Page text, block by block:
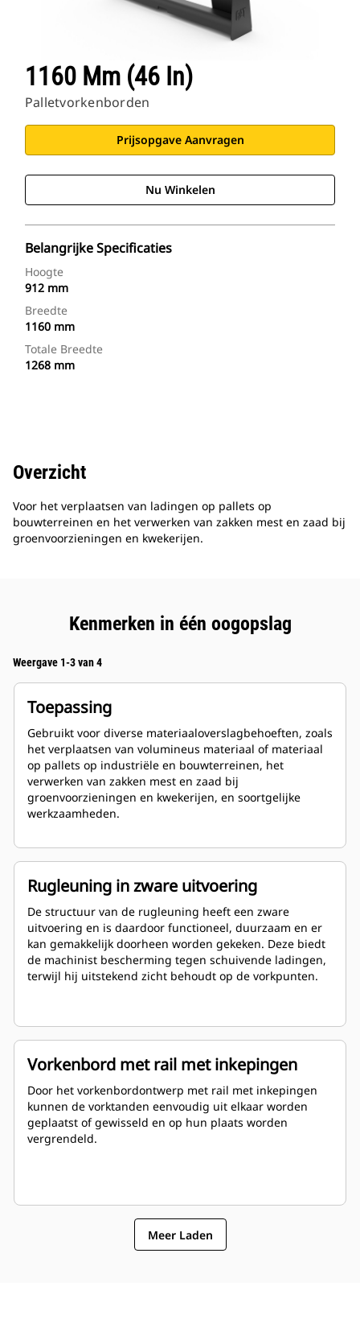
1160 Mm (46 In)
Palletvorkenborden
Prijsopgave Aanvragen
Nu Winkelen
Belangrijke Specificaties
Hoogte
912 mm
Breedte
1160 mm
Totale Breedte
1268 mm
Overzicht
Voor het verplaatsen van ladingen op pallets op
bouwterreinen en het verwerken van zakken mest en zaad bij
groenvoorzieningen en kwekerijen.
Kenmerken in één oogopslag
Weergave 1-3 van 4
Toepassing
Gebruikt voor diverse materiaaloverslagbehoeften, zoals
het verplaatsen van volumineus materiaal of materiaal
op pallets op industriële en bouwterreinen, het
verwerken van zakken mest en zaad bij
groenvoorzieningen en kwekerijen, en soortgelijke
werkzaamheden.
Rugleuning in zware uitvoering
De structuur van de rugleuning heeft een zware
uitvoering en is daardoor functioneel, duurzaam en er
kan gemakkelijk doorheen worden gekeken. Deze biedt
de machinist bescherming tegen schuivende ladingen,
terwijl hij uitstekend zicht behoudt op de vorkpunten.
Vorkenbord met rail met inkepingen
Door het vorkenbordontwerp met rail met inkepingen
kunnen de vorktanden eenvoudig uit elkaar worden
geplaatst of gewisseld en op hun plaats worden
vergrendeld.
Meer Laden